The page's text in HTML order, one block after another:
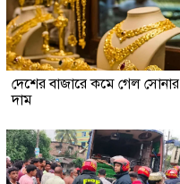
দেশের বাজারে কমে গেল সোনার
দাম